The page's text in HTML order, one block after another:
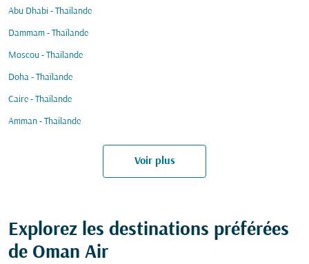
Abu Dhabi - Thaïlande
Dammam - Thaïlande
Moscou - Thaïlande
Doha - Thaïlande
Caire - Thaïlande
Amman - Thaïlande
Voir plus
Explorez les destinations préférées
de Oman Air